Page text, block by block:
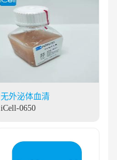
无外泌体血清
iCell-0650